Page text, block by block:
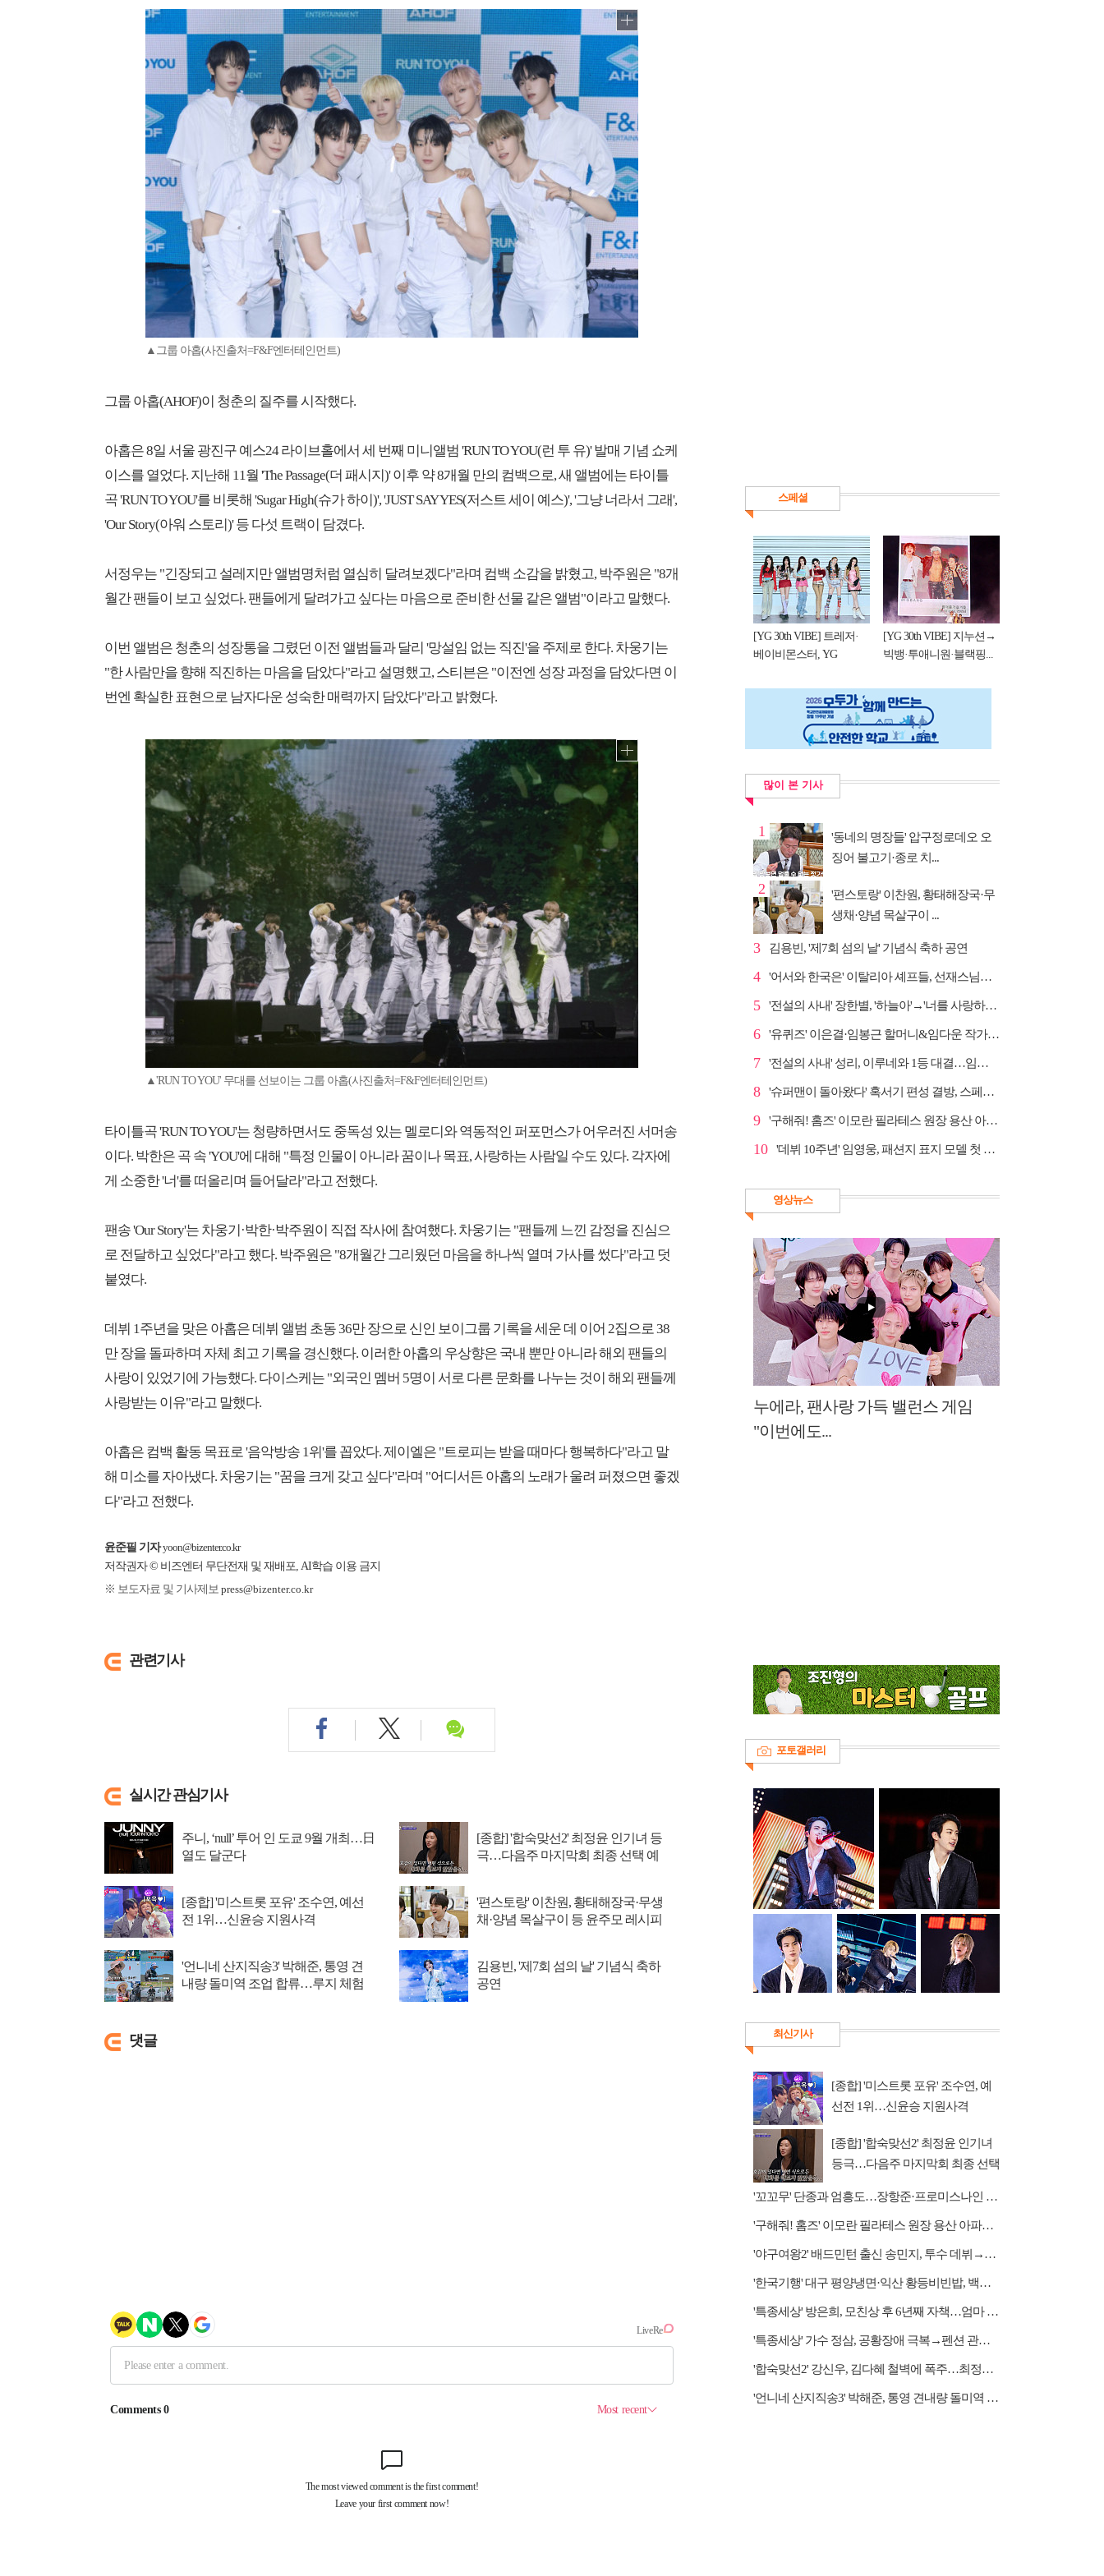
▲그룹 아홉(사진출처=F&F엔터테인먼트)
그룹 아홉(AHOF)이 청춘의 질주를 시작했다.
아홉은 8일 서울 광진구 예스24 라이브홀에서 세 번째 미니앨범 'RUN TO YOU(런 투 유)' 발매 기념 쇼케
이스를 열었다. 지난해 11월 'The Passage(더 패시지)' 이후 약 8개월 만의 컴백으로, 새 앨범에는 타이틀
곡 'RUN TO YOU'를 비롯해 'Sugar High(슈가 하이)', 'JUST SAY YES(저스트 세이 예스)', '그냥 너라서 그래',
'Our Story(아워 스토리)' 등 다섯 트랙이 담겼다.
서정우는 "긴장되고 설레지만 앨범명처럼 열심히 달려보겠다"라며 컴백 소감을 밝혔고, 박주원은 "8개
월간 팬들이 보고 싶었다. 팬들에게 달려가고 싶다는 마음으로 준비한 선물 같은 앨범"이라고 말했다.
이번 앨범은 청춘의 성장통을 그렸던 이전 앨범들과 달리 '망설임 없는 직진'을 주제로 한다. 차웅기는
"한 사람만을 향해 직진하는 마음을 담았다"라고 설명했고, 스티븐은 "이전엔 성장 과정을 담았다면 이
번엔 확실한 표현으로 남자다운 성숙한 매력까지 담았다"라고 밝혔다.
▲'RUN TO YOU' 무대를 선보이는 그룹 아홉(사진출처=F&F엔터테인먼트)
타이틀곡 'RUN TO YOU'는 청량하면서도 중독성 있는 멜로디와 역동적인 퍼포먼스가 어우러진 서머송
이다. 박한은 곡 속 'YOU'에 대해 "특정 인물이 아니라 꿈이나 목표, 사랑하는 사람일 수도 있다. 각자에
게 소중한 '너'를 떠올리며 들어달라"라고 전했다.
팬송 'Our Story'는 차웅기·박한·박주원이 직접 작사에 참여했다. 차웅기는 "팬들께 느낀 감정을 진심으
로 전달하고 싶었다"라고 했다. 박주원은 "8개월간 그리웠던 마음을 하나씩 열며 가사를 썼다"라고 덧
붙였다.
데뷔 1주년을 맞은 아홉은 데뷔 앨범 초동 36만 장으로 신인 보이그룹 기록을 세운 데 이어 2집으로 38
만 장을 돌파하며 자체 최고 기록을 경신했다. 이러한 아홉의 우상향은 국내 뿐만 아니라 해외 팬들의
사랑이 있었기에 가능했다. 다이스케는 "외국인 멤버 5명이 서로 다른 문화를 나누는 것이 해외 팬들께
사랑받는 이유"라고 말했다.
아홉은 컴백 활동 목표로 '음악방송 1위'를 꼽았다. 제이엘은 "트로피는 받을 때마다 행복하다"라고 말
해 미소를 자아냈다. 차웅기는 "꿈을 크게 갖고 싶다"라며 "어디서든 아홉의 노래가 울려 퍼졌으면 좋겠
다"라고 전했다.
윤준필 기자 yoon@bizenter.co.kr
저작권자 © 비즈엔터 무단전재 및 재배포, AI학습 이용 금지
※ 보도자료 및 기사제보 press@bizenter.co.kr
관련기사
실시간 관심기사
주니, ‘null’ 투어 인 도쿄 9월 개최…日
열도 달군다
[종합] '합숙맞선2' 최정윤 인기녀 등
극…다음주 마지막회 최종 선택 예
[종합] '미스트롯 포유' 조수연, 예선
전 1위…신윤승 지원사격
'편스토랑' 이찬원, 황태해장국·무생
채·양념 목살구이 등 윤주모 레시피
'언니네 산지직송3' 박해준, 통영 견
내량 돌미역 조업 합류…루지 체험
김용빈, '제7회 섬의 날' 기념식 축하
공연
댓글
스페셜
[YG 30th VIBE] 트레저·
베이비몬스터, YG
[YG 30th VIBE] 지누션→
빅뱅·투애니원·블랙핑...
많이 본 기사
1
'동네의 명장들' 압구정로데오 오
징어 불고기·종로 치...
2
'편스토랑' 이찬원, 황태해장국·무
생채·양념 목살구이 ...
3 김용빈, '제7회 섬의 날' 기념식 축하 공연
4 '어서와 한국은' 이탈리아 셰프들, 선재스님→라연 차도...
5 '전설의 사내' 장한별, '하늘아'→'너를 사랑하고도' 명...
6 '유퀴즈' 이은결·임봉근 할머니&임다운 작가·이승철, '...
7 '전설의 사내' 성리, 이루네와 1등 대결…임영웅 '보금...
8 '슈퍼맨이 돌아왔다' 혹서기 편성 결방, 스페셜 방송
9 '구해줘! 홈즈' 이모란 필라테스 원장 용산 아파트 방...
10 '데뷔 10주년' 임영웅, 패션지 표지 모델 첫 도전
영상뉴스
누에라, 팬사랑 가득 밸런스 게임
"이번에도...
포토갤러리
최신기사
[종합] '미스트롯 포유' 조수연, 예
선전 1위…신윤승 지원사격
[종합] '합숙맞선2' 최정윤 인기녀
등극…다음주 마지막회 최종 선택
'꼬꼬무' 단종과 엄흥도…장항준·프로미스나인 이채영·적재 게스트 출연
'구해줘! 홈즈' 이모란 필라테스 원장 용산 아파트 방문…냄비뚜껑 운동법 소개
'야구여왕2' 배드민턴 출신 송민지, 투수 데뷔→장수영 반등 예고
'한국기행' 대구 평양냉면·익산 황등비빈밥, 백년 식당의 대물림 맛
'특종세상' 방은희, 모친상 후 6년째 자책…엄마 향한 그리움 근황
'특종세상' 가수 정삼, 공황장애 극복→펜션 관리자 근황
'합숙맞선2' 강신우, 김다혜 철벽에 폭주…최정윤 두고 이인권·권예찬·문성모 경쟁
'언니네 산지직송3' 박해준, 통영 견내량 돌미역 조업 합류…루지 체험